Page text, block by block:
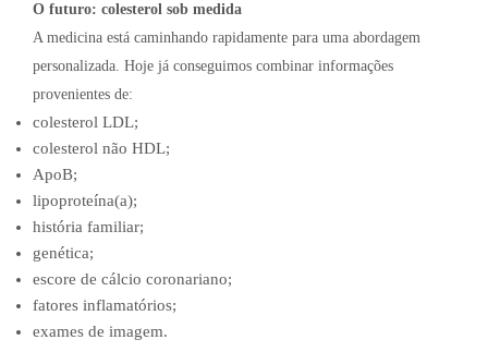
O futuro: colesterol sob medida
A medicina está caminhando rapidamente para uma abordagem
personalizada. Hoje já conseguimos combinar informações
provenientes de:
colesterol LDL;
colesterol não HDL;
ApoB;
lipoproteína(a);
história familiar;
genética;
escore de cálcio coronariano;
fatores inflamatórios;
exames de imagem.